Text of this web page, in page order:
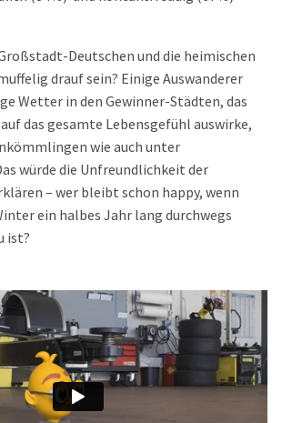
Deutschen und die heimischen
drauf sein? Einige Auswanderer
Wetter in den Gewinner-Städten, das
das gesamte Lebensgefühl auswirke,
wie auch unter
würde die Unfreundlichkeit der
– wer bleibt schon happy, wenn
ein halbes Jahr lang durchwegs
ist?